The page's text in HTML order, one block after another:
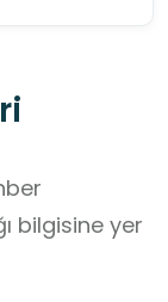
bilgisine yer